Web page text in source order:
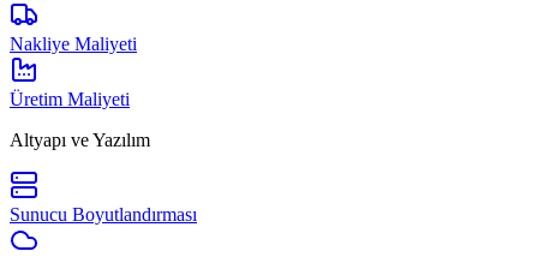
Nakliye Maliyeti
Üretim Maliyeti
Altyapı ve Yazılım
Sunucu Boyutlandırması